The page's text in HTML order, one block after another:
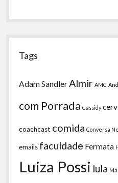
Tags
Adam Sandler Almir AMC
com Porrada Cassidy
coachcast comida Conversa
emails faculdade Fermata
Luiza Possi lula